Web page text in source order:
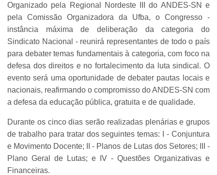
Organizado pela Regional Nordeste III do ANDES-SN e
pela Comissão Organizadora da Ufba, o Congresso -
instância máxima de deliberação da categoria do
Sindicato Nacional - reunirá representantes de todo o país
para debater temas fundamentais à categoria, com foco na
defesa dos direitos e no fortalecimento da luta sindical. O
evento será uma oportunidade de debater pautas locais e
nacionais, reafirmando o compromisso do ANDES-SN com
a defesa da educação pública, gratuita e de qualidade.
Durante os cinco dias serão realizadas plenárias e grupos
de trabalho para tratar dos seguintes temas: I - Conjuntura
e Movimento Docente; II - Planos de Lutas dos Setores; III -
Plano Geral de Lutas; e IV - Questões Organizativas e
Financeiras.